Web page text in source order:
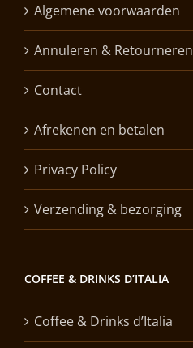
Algemene voorwaarden
Annuleren & Retourneren
Contact
Afrekenen en betalen
Privacy Policy
Verzending & bezorging
COFFEE & DRINKS D’ITALIA
Coffee & Drinks d’Italia